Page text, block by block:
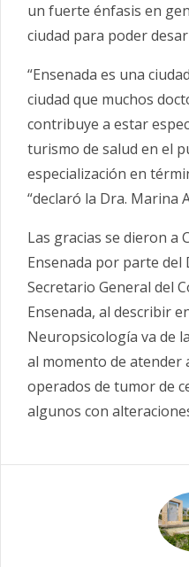
un fuerte énfasis en
ciudad para poder
“Ensenada es una
ciudad que muchos
contribuye a estar
turismo de salud en el
especialización en
“declaró la Dra. Marina
Las gracias se dieron a
Ensenada por parte del
Secretario General del
Ensenada, al describir
Neuropsicología va de
al momento de atender
operados de tumor de
algunos con